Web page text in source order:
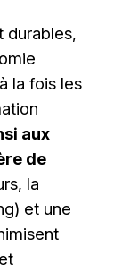
durables,
la fois les
aux
de
la
et une